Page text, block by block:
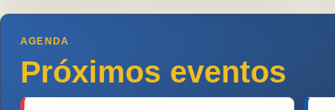
AGENDA
Próximos eventos